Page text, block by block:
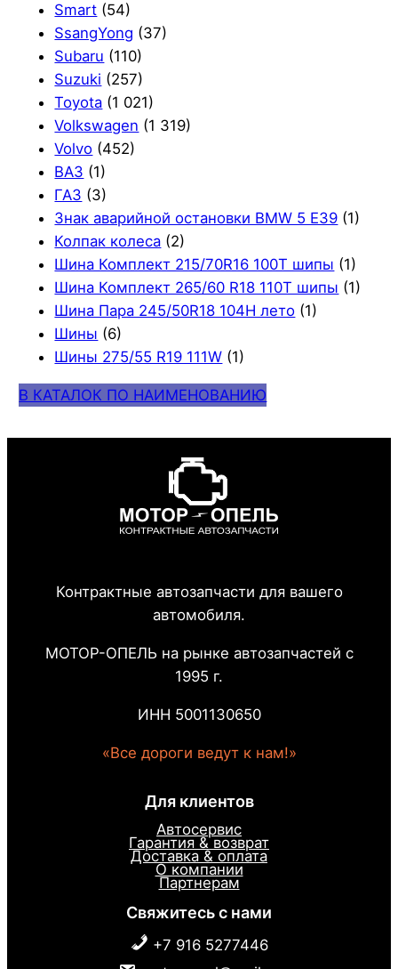
Smart (54)
SsangYong (37)
Subaru (110)
Suzuki (257)
Toyota (1 021)
Volkswagen (1 319)
Volvo (452)
ВАЗ (1)
ГАЗ (3)
Знак аварийной остановки BMW 5 E39 (1)
Колпак колеса (2)
Шина Комплект 215/70R16 100T шипы (1)
Шина Комплект 265/60 R18 110T шипы (1)
Шина Пара 245/50R18 104H лето (1)
Шины (6)
Шины 275/55 R19 111W (1)
В КАТАЛОК ПО НАИМЕНОВАНИЮ
Контрактные автозапчасти для вашего
автомобиля.
МОТОР-ОПЕЛЬ на рынке автозапчастей с
1995 г.
ИНН 5001130650
«Все дороги ведут к нам!»
Для клиентов
Автосервис
Гарантия & возврат
Доставка & оплата
О компании
Партнерам
Свяжитесь с нами
+7 916 5277446